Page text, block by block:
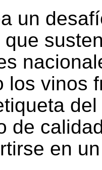
un
los vinos
de
en